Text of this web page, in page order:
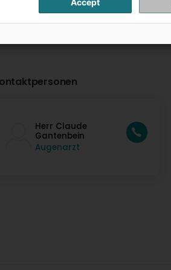
Herr Claude
Gantenbein
Augenarzt
Accept